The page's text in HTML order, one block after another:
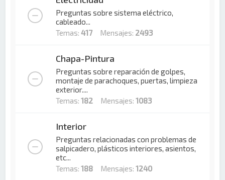
Preguntas sobre sistema eléctrico,
cableado...
Temas:417 Mensajes: 2493
Chapa-Pintura
Preguntas sobre reparación de golpes,
montaje de parachoques, puertas, limpieza
exterior....
Temas:182 Mensajes:1083
Interior
Preguntas relacionadas con problemas de
salpicadero, plásticos interiores, asientos,
etc...
Temas:188 Mensajes:1240